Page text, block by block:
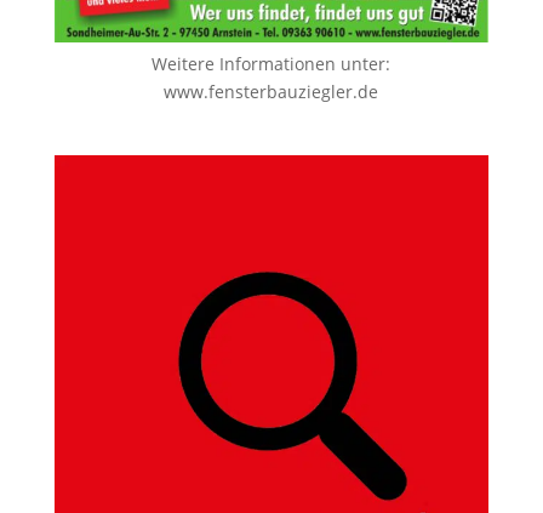
Weitere Informationen unter:
www.fensterbauziegler.de